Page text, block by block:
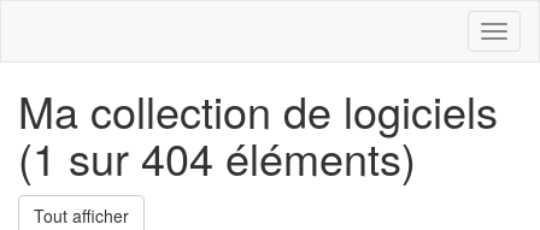
Ma collection de logiciels
(1 sur 404 éléments)
Tout afficher